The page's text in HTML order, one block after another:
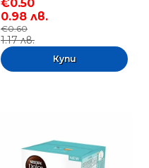
€0.50
0.98 лв.
€0.60
1.17 лв.